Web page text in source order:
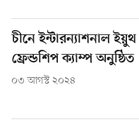
চীনে ইন্টারন্যাশনাল ইয়ুথ
ফ্রেন্ডশিপ ক্যাম্প অনুষ্ঠিত
০৩ আগস্ট ২০২৪